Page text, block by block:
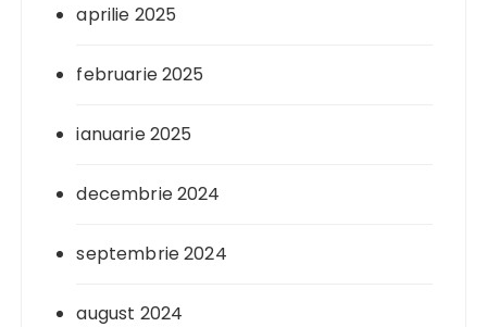
aprilie 2025
februarie 2025
ianuarie 2025
decembrie 2024
septembrie 2024
august 2024